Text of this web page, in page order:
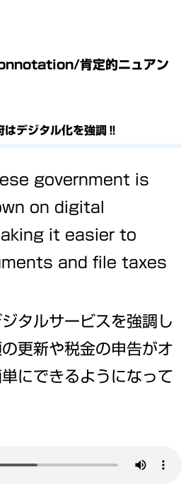
肯定的ニュアン
デジタル化を強調‼
government is
on digital
it easier to
and file taxes
タルサービスを強調し
更新や税金の申告がオ
にできるようになって